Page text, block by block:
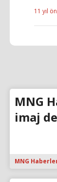
11 yıl
MNG
imaj
MNG